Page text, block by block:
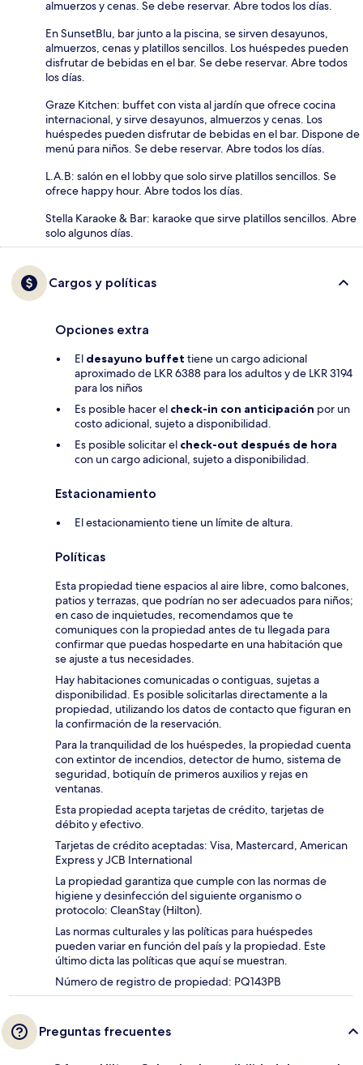
almuerzos y cenas. Se debe reservar. Abre todos los días.
En SunsetBlu, bar junto a la piscina, se sirven desayunos,
almuerzos, cenas y platillos sencillos. Los huéspedes pueden
disfrutar de bebidas en el bar. Se debe reservar. Abre todos
los días.
Graze Kitchen: buffet con vista al jardín que ofrece cocina
internacional, y sirve desayunos, almuerzos y cenas. Los
huéspedes pueden disfrutar de bebidas en el bar. Dispone de
menú para niños. Se debe reservar. Abre todos los días.
L.A.B: salón en el lobby que solo sirve platillos sencillos. Se
ofrece happy hour. Abre todos los días.
Stella Karaoke & Bar: karaoke que sirve platillos sencillos. Abre
solo algunos días.
Cargos y políticas
Opciones extra
El desayuno buffet tiene un cargo adicional
aproximado de LKR 6388 para los adultos y de LKR 3194
para los niños
Es posible hacer el check-in con anticipación por un
costo adicional, sujeto a disponibilidad.
Es posible solicitar el check-out después de hora
con un cargo adicional, sujeto a disponibilidad.
Estacionamiento
El estacionamiento tiene un límite de altura.
Políticas
Esta propiedad tiene espacios al aire libre, como balcones,
patios y terrazas, que podrían no ser adecuados para niños;
en caso de inquietudes, recomendamos que te
comuniques con la propiedad antes de tu llegada para
confirmar que puedas hospedarte en una habitación que
se ajuste a tus necesidades.
Hay habitaciones comunicadas o contiguas, sujetas a
disponibilidad. Es posible solicitarlas directamente a la
propiedad, utilizando los datos de contacto que figuran en
la confirmación de la reservación.
Para la tranquilidad de los huéspedes, la propiedad cuenta
con extintor de incendios, detector de humo, sistema de
seguridad, botiquín de primeros auxilios y rejas en
ventanas.
Esta propiedad acepta tarjetas de crédito, tarjetas de
débito y efectivo.
Tarjetas de crédito aceptadas: Visa, Mastercard, American
Express y JCB International
La propiedad garantiza que cumple con las normas de
higiene y desinfección del siguiente organismo o
protocolo: CleanStay (Hilton).
Las normas culturales y las políticas para huéspedes
pueden variar en función del país y la propiedad. Este
último dicta las políticas que aquí se muestran.
Número de registro de propiedad: PQ143PB
Preguntas frecuentes